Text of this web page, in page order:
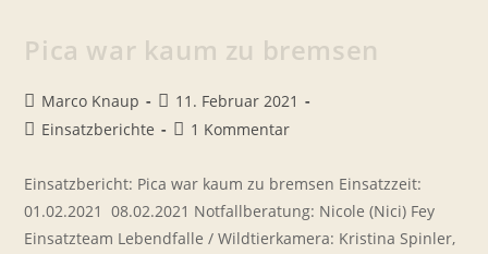
Kleinen
Lebendfalle
Pica war kaum zu bremsen
Beitrags-
Autor:
Marco Knaup
Beitrag
veröffentlicht:
11. Februar 2021
Beitrags-
Einsatzberichte
Beitrags-
1 Kommentar
Einsatzbericht: Pica war kaum zu bremsen Einsatzzeit:
01.02.2021  08.02.2021 Notfallberatung: Nicole (Nici) Fey
Einsatzteam Lebendfalle / Wildtierkamera: Kristina Spinler,